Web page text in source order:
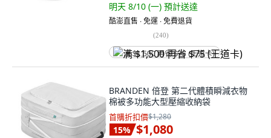
明天 8/10 (一) 預計送達
酷澎直售 ∙ 免運 ∙ 免費退貨
(240)
满 $1,500 再省 $75 (王道卡)
BRANDEN 倍登 第二代體積瞬減衣物
棉被多功能大型壓縮收納袋
首購折扣價$1,280
15% $1,080